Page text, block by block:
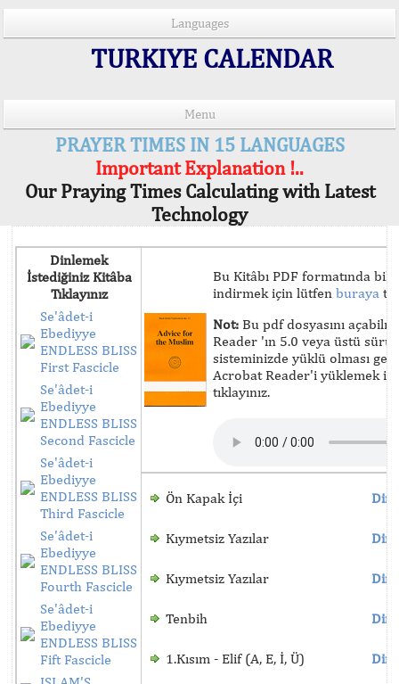
Languages
TURKIYE CALENDAR
Menu
PRAYER TIMES IN 15 LANGUAGES
Important Explanation !..
Our Praying Times Calculating with Latest
Technology
Dinlemek
İstediğiniz Kitâba
Tıklayınız
Se'âdet-i
Ebediyye
ENDLESS BLISS
First Fascicle
Se'âdet-i
Ebediyye
ENDLESS BLISS
Second Fascicle
Se'âdet-i
Ebediyye
ENDLESS BLISS
Third Fascicle
Se'âdet-i
Ebediyye
ENDLESS BLISS
Fourth Fascicle
Se'âdet-i
Ebediyye
ENDLESS BLISS
Fift Fascicle
Bu Kitâbı PDF formatında
indirmek için lütfen buraya
Not: Bu pdf dosyasını
Reader 'ın 5.0 veya üstü
sisteminizde yüklü olması
Acrobat Reader'i yüklemek
tıklayınız.
Ön Kapak İçi
Kıymetsiz Yazılar
Kıymetsiz Yazılar
Tenbih
1.Kısım - Elif (A, E, İ, Ü)